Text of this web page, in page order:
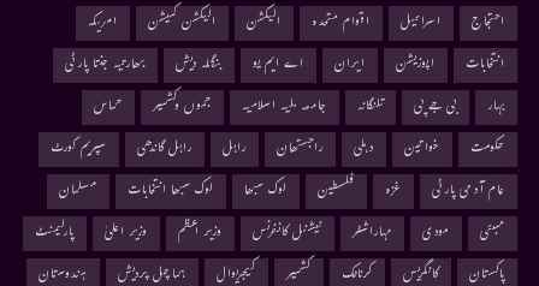
احتجاج اسرائیل اقوام متحدہ الیکشن الیکشن کمیشن
امریکہ
انتخابات
اپوزیشن ایران اے ایم یو بنگلہ دیش
بھارتیہ جنتا پارٹی
بہار
بی جے پی تلنگانہ جامعہ ملیہ اسلامیہ جموں وکشمیر
حماس
حکومت
خواتین دہلی راجستھان راہل راہل گاندھی
سپریم کورٹ
عام آدمی پارٹی
غزہ فلسطین لوک سبھا لوک سبھا انتخابات
مسلمان
ممبئی
مودی مہاراشٹر نیشنل کانفرنس وزیر اعظم وزیر اعلیٰ
پارلیمنٹ
پاکستان
کانگریس کرناٹک کشمیر کیجریوال ہماچل پردیش ہندوستان